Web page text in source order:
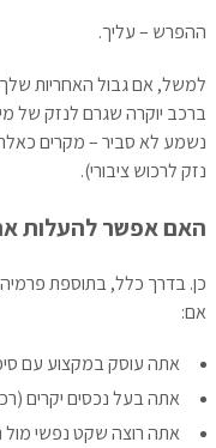
ההפרש – עליך.
ברכב יוקרה שגרם לנזק של
נשמע לא סביר – מקרים כאלה
נזק לרכוש ציבורי).
האם אפשר להעלות
כן. בדרך כלל, בתוספת
אם:
אתה עוסק במקצוע עם
אתה בעל נכסים יקרים
אתה רוצה שקט נפשי מול